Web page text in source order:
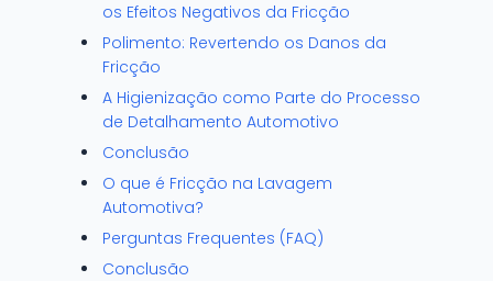
os Efeitos Negativos da Fricção
Polimento: Revertendo os Danos da
Fricção
A Higienização como Parte do Processo
de Detalhamento Automotivo
Conclusão
O que é Fricção na Lavagem
Automotiva?
Perguntas Frequentes (FAQ)
Conclusão